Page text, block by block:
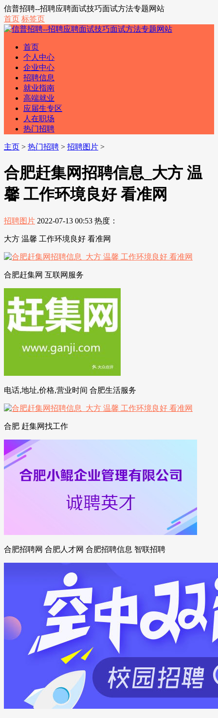
信普招聘--招聘应聘面试技巧面试方法专题网站
首页 标签页
首页
个人中心
企业中心
招聘信息
就业指南
高端就业
应届生专区
人在职场
热门招聘
主页 > 热门招聘 > 招聘图片 >
合肥赶集网招聘信息_大方 温
馨 工作环境良好 看准网
招聘图片 2022-07-13 00:53 热度：
大方 温馨 工作环境良好 看准网
合肥赶集网 互联网服务
电话,地址,价格,营业时间 合肥生活服务
合肥 赶集网找工作
合肥招聘网 合肥人才网 合肥招聘信息 智联招聘